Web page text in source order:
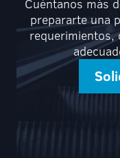
Cuéntanos más
prepararte una
requerimientos,